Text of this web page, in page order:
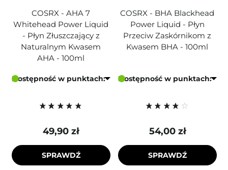
COSRX - AHA 7
Whitehead Power Liquid
- Płyn Złuszczający z
Naturalnym Kwasem
AHA - 100ml
Dostępność w punktach:
49,90 zł
SPRAWDŹ
COSRX - BHA Blackhead
Power Liquid - Płyn
Przeciw Zaskórnikom z
Kwasem BHA - 100ml
Dostępność w punktach:
54,00 zł
SPRAWDŹ